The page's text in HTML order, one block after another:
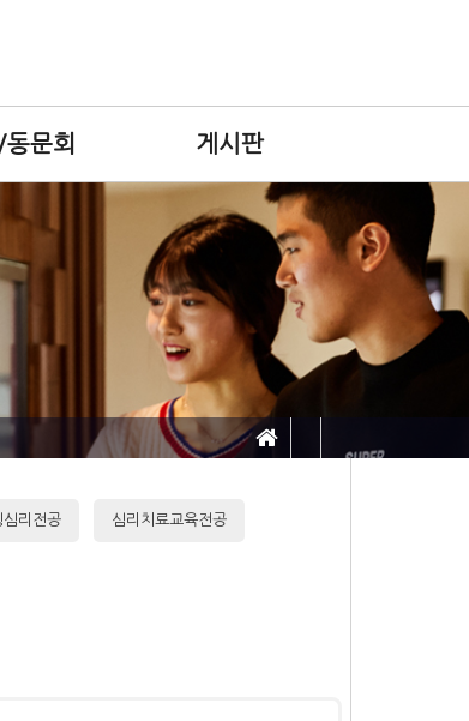
문회 게시판
심리전공 심리치료교육전공